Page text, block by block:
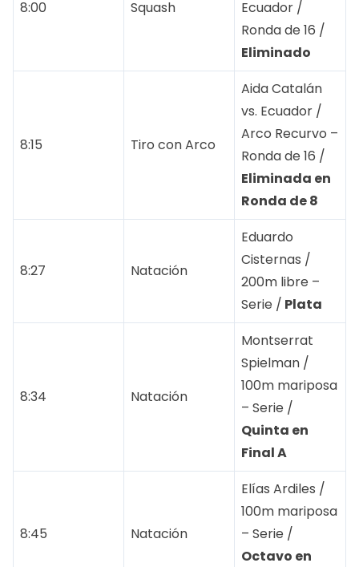
8:00 Squash
Ecuador /
Ronda de 16 /
Eliminado
8:15 Tiro con Arco
Aida Catalán
vs. Ecuador /
Arco Recurvo –
Ronda de 16 /
Eliminada en
Ronda de 8
8:27 Natación
Eduardo
Cisternas /
200m libre –
Serie / Plata
8:34 Natación
Montserrat
Spielman /
100m mariposa
– Serie /
Quinta en
Final A
8:45 Natación
Elías Ardiles /
100m mariposa
– Serie /
Octavo en